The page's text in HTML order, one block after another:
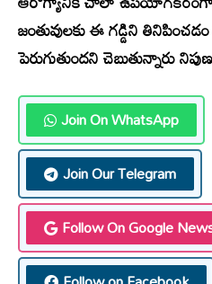
జంతువులకు ఈ గడ్డిని
పెరుగుతుందని చెబుతున్నారు
Join On WhatsApp
Join Our Telegram
Follow On Google